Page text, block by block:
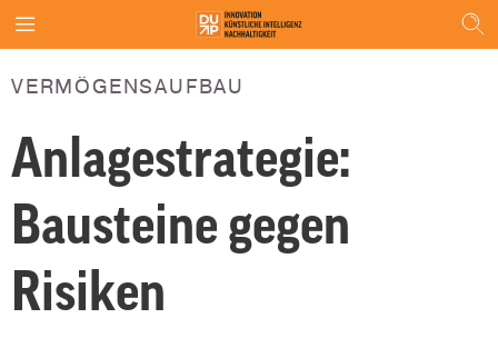
VERMÖGENSAUFBAU
Anlagestrategie:
Bausteine gegen
Risiken